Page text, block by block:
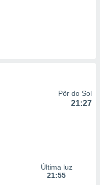
Pôr do Sol
21:27
Última luz
21:55